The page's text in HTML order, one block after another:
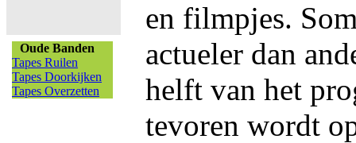
Oude Banden
Tapes Ruilen
Tapes Doorkijken
Tapes Overzetten
en filmpjes.
actueler dan
helft van het
tevoren wordt